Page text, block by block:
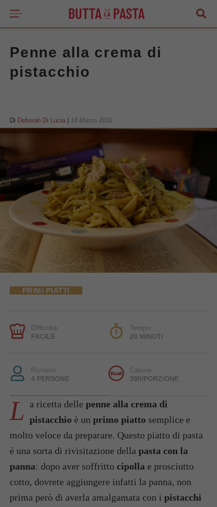
Penne alla crema di
pistacchio
Di Deborah Di Lucia 18 Marzo 2016
PRIMI PIATTI
Difficoltà:
FACILE
Tempo:
20 MINUTI
Porzioni:
4 PERSONE
Calorie:
390/PORZIONE
L a ricetta delle penne alla crema di
pistacchio è un primo piatto semplice e
molto veloce da preparare. Questo piatto di pasta
è una sorta di rivisitazione della pasta con la
panna: dopo aver soffritto cipolla e prosciutto
cotto, dovrete aggiungere infatti la panna, non
prima però di averla amalgamata con i pistacchi